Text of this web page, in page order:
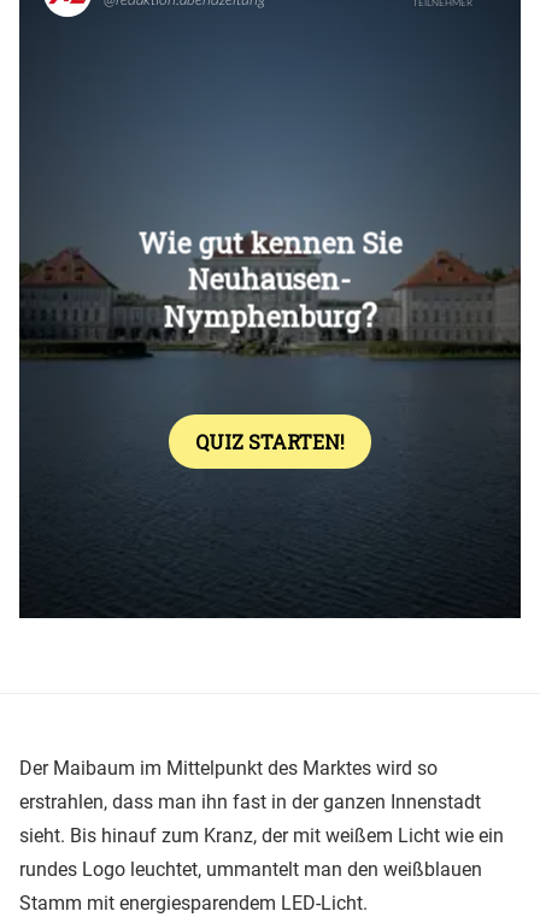
Überspringen
Überspringen
Der Maibaum im Mittelpunkt des Marktes wird so
erstrahlen, dass man ihn fast in der ganzen Innenstadt
sieht. Bis hinauf zum Kranz, der mit weißem Licht wie ein
rundes Logo leuchtet, ummantelt man den weißblauen
Stamm mit energiesparendem LED-Licht.